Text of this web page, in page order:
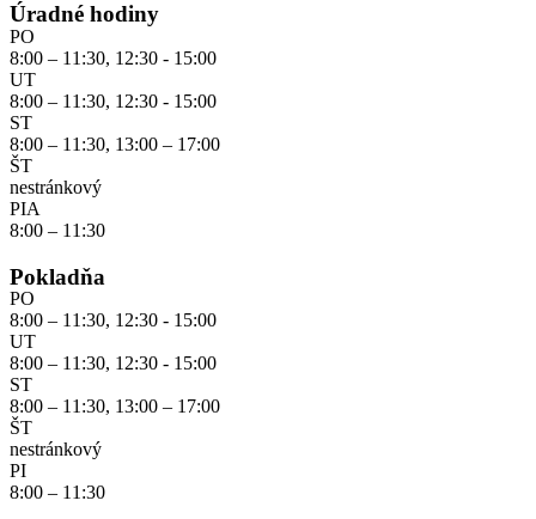
Úradné hodiny
PO
8:00 – 11:30, 12:30 - 15:00
UT
8:00 – 11:30, 12:30 - 15:00
ST
8:00 – 11:30, 13:00 – 17:00
ŠT
nestránkový
PIA
8:00 – 11:30
Pokladňa
PO
8:00 – 11:30, 12:30 - 15:00
UT
8:00 – 11:30, 12:30 - 15:00
ST
8:00 – 11:30, 13:00 – 17:00
ŠT
nestránkový
PI
8:00 – 11:30